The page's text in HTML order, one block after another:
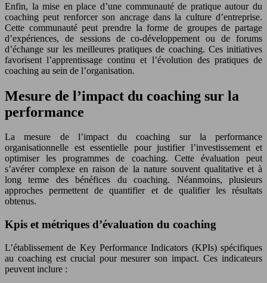
Enfin, la mise en place d’une communauté de pratique autour du
coaching peut renforcer son ancrage dans la culture d’entreprise.
Cette communauté peut prendre la forme de groupes de partage
d’expériences, de sessions de co-développement ou de forums
d’échange sur les meilleures pratiques de coaching. Ces initiatives
favorisent l’apprentissage continu et l’évolution des pratiques de
coaching au sein de l’organisation.
Mesure de l’impact du coaching sur la
performance
La mesure de l’impact du coaching sur la performance
organisationnelle est essentielle pour justifier l’investissement et
optimiser les programmes de coaching. Cette évaluation peut
s’avérer complexe en raison de la nature souvent qualitative et à
long terme des bénéfices du coaching. Néanmoins, plusieurs
approches permettent de quantifier et de qualifier les résultats
obtenus.
Kpis et métriques d’évaluation du coaching
L’établissement de Key Performance Indicators (KPIs) spécifiques
au coaching est crucial pour mesurer son impact. Ces indicateurs
peuvent inclure :